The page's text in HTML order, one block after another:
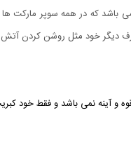
باشد که در همه سوپر
و آینه نمی باشد و فقط خود